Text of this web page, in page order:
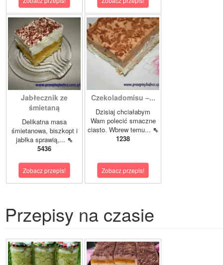
Jabłecznik ze
śmietaną
Delikatna masa
śmietanowa, biszkopt i
jabłka sprawią,... ⇖
5436
Zobacz przepis!
Czekoladomisu –...
Dzisiaj chciałabym
Wam polecić smaczne
ciasto. Wbrew temu... ⇖
1238
Zobacz przepis!
Przepisy na czasie